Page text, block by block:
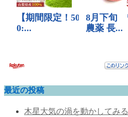
最近の投稿
木星大気の渦を動かしてみる